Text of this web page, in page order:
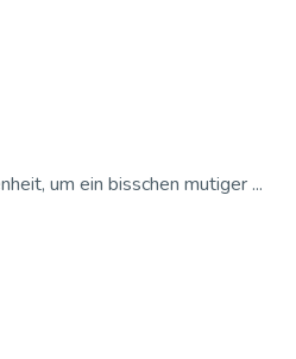
um ein bisschen mutiger ...